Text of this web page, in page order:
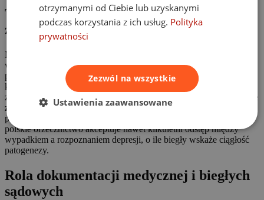
Typowe zdarzenia powodujące rozstrój
zdrowia psychicznego
Najczęściej spotykane sytuacje to wypadki komunikacyjne,
wypadki przy pracy, błędy medyczne, mobbing, zniesławienie,
przemoc domowa oraz śmierć osoby bliskiej. W każdym przypadku
konieczne jest udowodnienie związku przyczynowego między
zdarzeniem a zaburzeniem psychicznym — inaczej
odszkodowanie
za uszczerbek na zdrowiu psychicznymnie zostanie
przydzielone. Co ważne, trauma może ujawnić się z opóźnieniem;
polskie orzecznictwo akceptuje nawet kilkuletni odstęp między
wypadkiem a rozpoznaniem depresji, o ile biegły wskaże ciągłość
patogenezy.
Rola dokumentacji medycznej i biegłych
sądowych
otrzymanymi od Ciebie lub uzyskanymi
podczas korzystania z ich usług. Polityka
prywatności
Zezwól na wszystkie
Ustawienia zaawansowane